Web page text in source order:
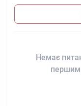
Немає
першим